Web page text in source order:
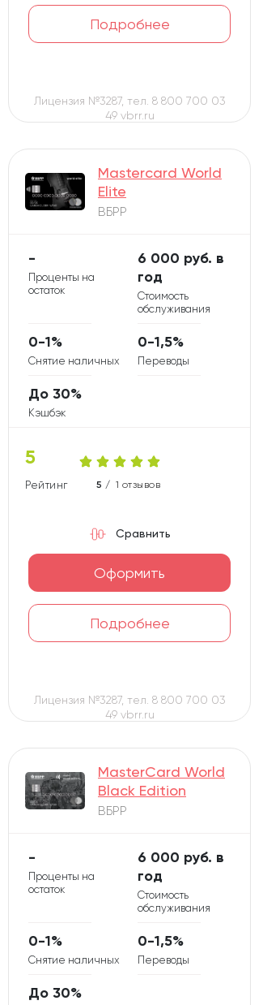
Подробнее
Лицензия №3287, тел. 8 800 700 03
49 vbrr.ru
Mastercard World
Elite
ВБРР
5
Рейтинг карты5 / 1 отзывов
Проценты на
остаток
-
Стоимость
обслуживания
6 000 руб. в
год
Снятие наличных
0-1%
Переводы
0-1,5%
Кэшбэк
До 30%
Оформить
Подробнее
Сравнить
Лицензия №3287, тел. 8 800 700 03
49 vbrr.ru
MasterCard World
Black Edition
ВБРР
Проценты на
остаток
-
Стоимость
обслуживания
6 000 руб. в
год
Снятие наличных
0-1%
Переводы
0-1,5%
До 30%